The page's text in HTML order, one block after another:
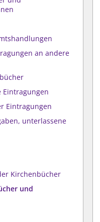
an andere
Eintragungen
Eintragungen
unterlassene
Kirchenbücher
und